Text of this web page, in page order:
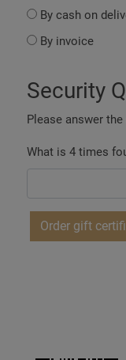
By cash on
By invoice
Security
Please answer
What is 4 times